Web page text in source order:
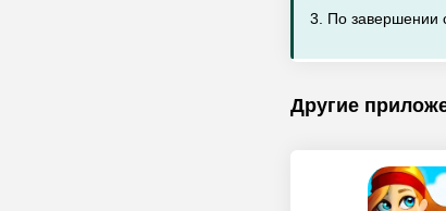
3. По завершении
Другие